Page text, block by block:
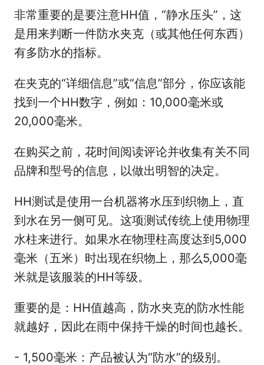
非常重要的是要注意HH值，“静水压头”，这
是用来判断一件防水夹克（或其他任何东西）
有多防水的指标。
在夹克的“详细信息”或“信息”部分，你应该能
找到一个HH数字，例如：10,000毫米或
20,000毫米。
在购买之前，花时间阅读评论并收集有关不同
品牌和型号的信息，以做出明智的决定。
HH测试是使用一台机器将水压到织物上，直
到水在另一侧可见。这项测试传统上使用物理
水柱来进行。如果水在物理柱高度达到5,000
毫米（五米）时出现在织物上，那么5,000毫
米就是该服装的HH等级。
重要的是：HH值越高，防水夹克的防水性能
就越好，因此在雨中保持干燥的时间也越长。
- 1,500毫米：产品被认为“防水”的级别。